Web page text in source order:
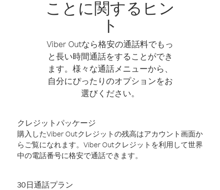
ことに関するヒン
ト
Viber Outなら格安の通話料でもっ
と長い時間通話をすることができ
ます。様々な通話メニューから、
自分にぴったりのオプションをお
選びください。
クレジットパッケージ
購入したViber Outクレジットの残高はアカウント画面か
らご覧になれます。Viber Outクレジットを利用して世界
中の電話番号に格安で通話できます。
30日通話プラン